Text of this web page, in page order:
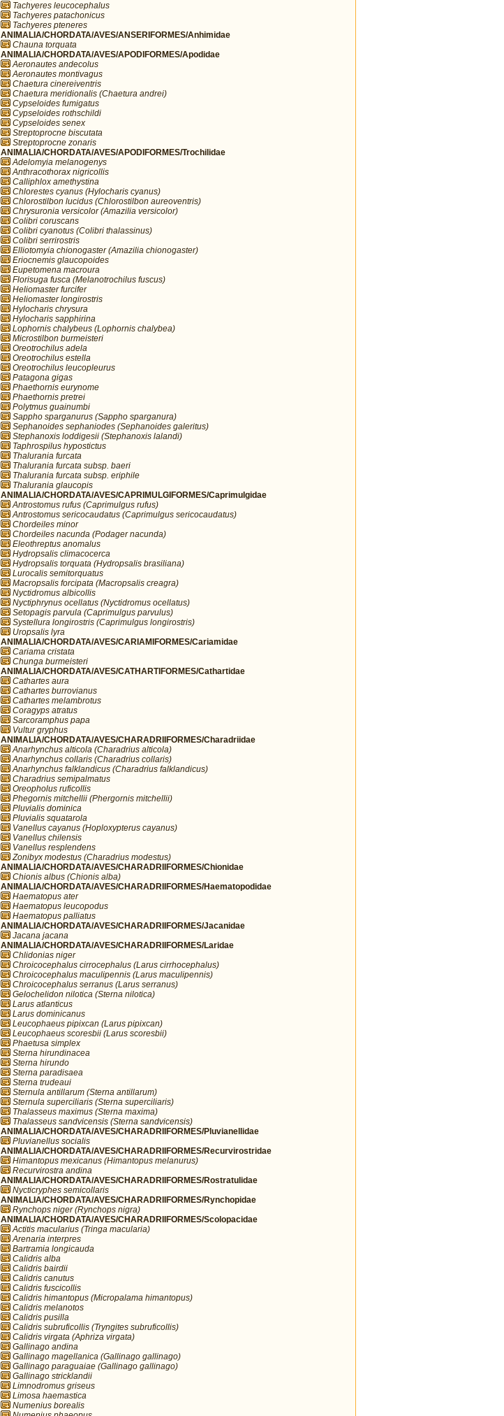
Tachyeres leucocephalus
Tachyeres patachonicus
Tachyeres pteneres
ANIMALIA/CHORDATA/AVES/ANSERIFORMES/Anhimidae
Chauna torquata
ANIMALIA/CHORDATA/AVES/APODIFORMES/Apodidae
Aeronautes andecolus
Aeronautes montivagus
Chaetura cinereiventris
Chaetura meridionalis (Chaetura andrei)
Cypseloides fumigatus
Cypseloides rothschildi
Cypseloides senex
Streptoprocne biscutata
Streptoprocne zonaris
ANIMALIA/CHORDATA/AVES/APODIFORMES/Trochilidae
Adelomyia melanogenys
Anthracothorax nigricollis
Calliphlox amethystina
Chlorestes cyanus (Hylocharis cyanus)
Chlorostilbon lucidus (Chlorostilbon aureoventris)
Chrysuronia versicolor (Amazilia versicolor)
Colibri coruscans
Colibri cyanotus (Colibri thalassinus)
Colibri serrirostris
Elliotomyia chionogaster (Amazilia chionogaster)
Eriocnemis glaucopoides
Eupetomena macroura
Florisuga fusca (Melanotrochilus fuscus)
Heliomaster furcifer
Heliomaster longirostris
Hylocharis chrysura
Hylocharis sapphirina
Lophornis chalybeus (Lophornis chalybea)
Microstilbon burmeisteri
Oreotrochilus adela
Oreotrochilus estella
Oreotrochilus leucopleurus
Patagona gigas
Phaethornis eurynome
Phaethornis pretrei
Polytmus guainumbi
Sappho sparganurus (Sappho sparganura)
Sephanoides sephaniodes (Sephanoides galeritus)
Stephanoxis loddigesii (Stephanoxis lalandi)
Taphrospilus hypostictus
Thalurania furcata
Thalurania furcata subsp. baeri
Thalurania furcata subsp. eriphile
Thalurania glaucopis
ANIMALIA/CHORDATA/AVES/CAPRIMULGIFORMES/Caprimulgidae
Antrostomus rufus (Caprimulgus rufus)
Antrostomus sericocaudatus (Caprimulgus sericocaudatus)
Chordeiles minor
Chordeiles nacunda (Podager nacunda)
Eleothreptus anomalus
Hydropsalis climacocerca
Hydropsalis torquata (Hydropsalis brasiliana)
Lurocalis semitorquatus
Macropsalis forcipata (Macropsalis creagra)
Nyctidromus albicollis
Nyctiphrynus ocellatus (Nyctidromus ocellatus)
Setopagis parvula (Caprimulgus parvulus)
Systellura longirostris (Caprimulgus longirostris)
Uropsalis lyra
ANIMALIA/CHORDATA/AVES/CARIAMIFORMES/Cariamidae
Cariama cristata
Chunga burmeisteri
ANIMALIA/CHORDATA/AVES/CATHARTIFORMES/Cathartidae
Cathartes aura
Cathartes burrovianus
Cathartes melambrotus
Coragyps atratus
Sarcoramphus papa
Vultur gryphus
ANIMALIA/CHORDATA/AVES/CHARADRIIFORMES/Charadriidae
Anarhynchus alticola (Charadrius alticola)
Anarhynchus collaris (Charadrius collaris)
Anarhynchus falklandicus (Charadrius falklandicus)
Charadrius semipalmatus
Oreopholus ruficollis
Phegornis mitchellii (Phergornis mitchellii)
Pluvialis dominica
Pluvialis squatarola
Vanellus cayanus (Hoploxypterus cayanus)
Vanellus chilensis
Vanellus resplendens
Zonibyx modestus (Charadrius modestus)
ANIMALIA/CHORDATA/AVES/CHARADRIIFORMES/Chionidae
Chionis albus (Chionis alba)
ANIMALIA/CHORDATA/AVES/CHARADRIIFORMES/Haematopodidae
Haematopus ater
Haematopus leucopodus
Haematopus palliatus
ANIMALIA/CHORDATA/AVES/CHARADRIIFORMES/Jacanidae
Jacana jacana
ANIMALIA/CHORDATA/AVES/CHARADRIIFORMES/Laridae
Chlidonias niger
Chroicocephalus cirrocephalus (Larus cirrhocephalus)
Chroicocephalus maculipennis (Larus maculipennis)
Chroicocephalus serranus (Larus serranus)
Gelochelidon nilotica (Sterna nilotica)
Larus atlanticus
Larus dominicanus
Leucophaeus pipixcan (Larus pipixcan)
Leucophaeus scoresbii (Larus scoresbii)
Phaetusa simplex
Sterna hirundinacea
Sterna hirundo
Sterna paradisaea
Sterna trudeaui
Sternula antillarum (Sterna antillarum)
Sternula superciliaris (Sterna superciliaris)
Thalasseus maximus (Sterna maxima)
Thalasseus sandvicensis (Sterna sandvicensis)
ANIMALIA/CHORDATA/AVES/CHARADRIIFORMES/Pluvianellidae
Pluvianellus socialis
ANIMALIA/CHORDATA/AVES/CHARADRIIFORMES/Recurvirostridae
Himantopus mexicanus (Himantopus melanurus)
Recurvirostra andina
ANIMALIA/CHORDATA/AVES/CHARADRIIFORMES/Rostratulidae
Nycticryphes semicollaris
ANIMALIA/CHORDATA/AVES/CHARADRIIFORMES/Rynchopidae
Rynchops niger (Rynchops nigra)
ANIMALIA/CHORDATA/AVES/CHARADRIIFORMES/Scolopacidae
Actitis macularius (Tringa macularia)
Arenaria interpres
Bartramia longicauda
Calidris alba
Calidris bairdii
Calidris canutus
Calidris fuscicollis
Calidris himantopus (Micropalama himantopus)
Calidris melanotos
Calidris pusilla
Calidris subruficollis (Tryngites subruficollis)
Calidris virgata (Aphriza virgata)
Gallinago andina
Gallinago magellanica (Gallinago gallinago)
Gallinago paraguaiae (Gallinago gallinago)
Gallinago stricklandii
Limnodromus griseus
Limosa haemastica
Numenius borealis